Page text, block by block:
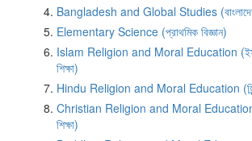
Bangladesh and Global Studies
Elementary Science (প্রাথমিক বিজ্ঞান)
Islam Religion and Moral Education
শিক্ষা)
Hindu Religion and Moral Education (হিন্দু
Christian Religion and Moral Education
শিক্ষা)